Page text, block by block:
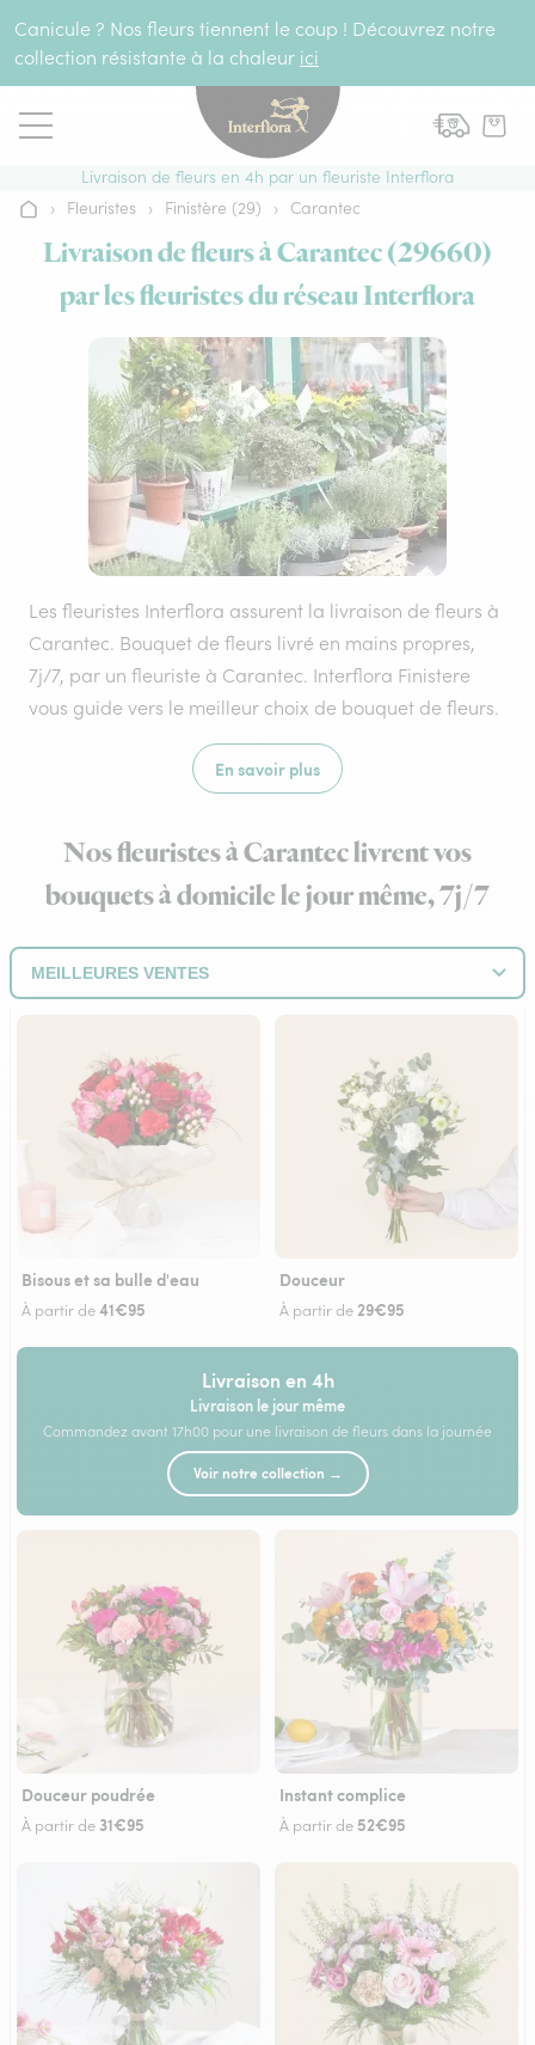
Canicule ? Nos fleurs tiennent le coup ! Découvrez notre
collection résistante à la chaleur ici
Livraison de fleurs en 4h par un fleuriste Interflora
Accueil
› Fleuristes › Finistère (29) › Carantec
Livraison de fleurs à Carantec (29660)
par les fleuristes du réseau Interflora
Les fleuristes Interflora assurent la livraison de fleurs à
Carantec. Bouquet de fleurs livré en mains propres,
7j/7, par un fleuriste à Carantec. Interflora Finistere
vous guide vers le meilleur choix de bouquet de fleurs.
En savoir plus
Nos fleuristes à Carantec livrent vos
bouquets à domicile le jour même, 7j/7
Bisous et sa bulle d'eau
À partir de41€95
Douceur
À partir de 29€95
Livraison en 4h
Livraison le jour même
Commandez avant 17h00 pour une livraison de fleurs dans la journée
Voir notre collection →
Douceur poudrée
À partir de 31€95
Instant complice
À partir de 52€95